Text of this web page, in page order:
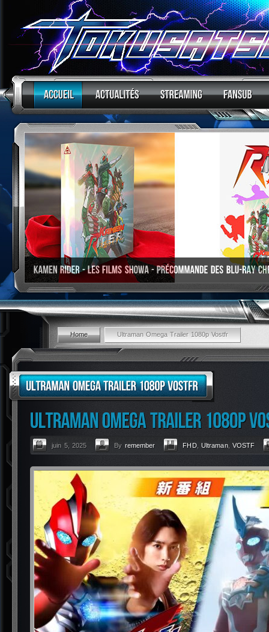
Home Ultraman Omega Trailer 1080p Vostfr
juin 5, 2025 By remember FHD, Ultraman, VOSTF